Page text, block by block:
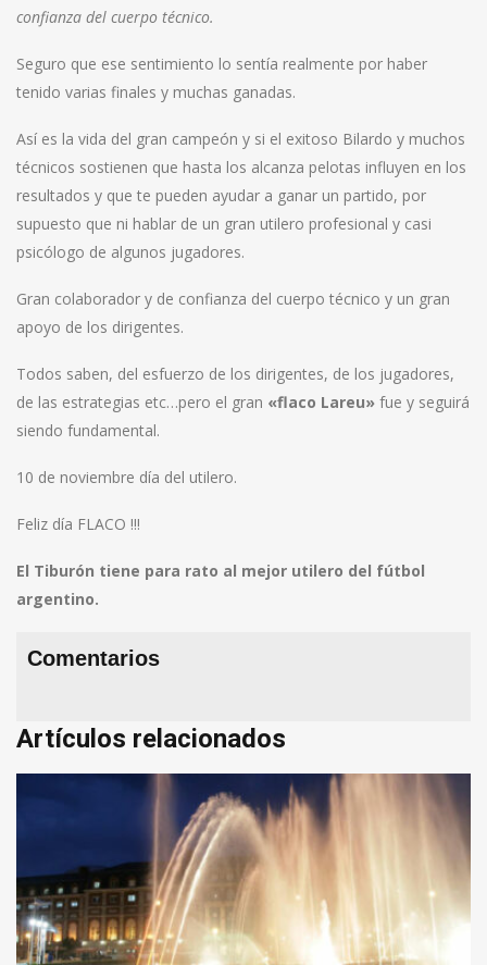
confianza del cuerpo técnico.
Seguro que ese sentimiento lo sentía realmente por haber
tenido varias finales y muchas ganadas.
Así es la vida del gran campeón y si el exitoso Bilardo y muchos
técnicos sostienen que hasta los alcanza pelotas influyen en los
resultados y que te pueden ayudar a ganar un partido, por
supuesto que ni hablar de un gran utilero profesional y casi
psicólogo de algunos jugadores.
Gran colaborador y de confianza del cuerpo técnico y un gran
apoyo de los dirigentes.
Todos saben, del esfuerzo de los dirigentes, de los jugadores,
de las estrategias etc…pero el gran «flaco Lareu» fue y seguirá
siendo fundamental.
10 de noviembre día del utilero.
Feliz día FLACO !!!
El Tiburón tiene para rato al mejor utilero del fútbol
argentino.
Comentarios
Artículos relacionados